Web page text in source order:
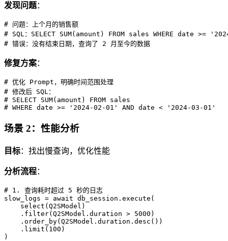
发现问题：
# 问题：上个月的销售额
# SQL：SELECT SUM(amount) FROM sales WHERE date >=
修复方案：
# 优化 Prompt，明确时间范围处理
# 修改后 SQL：
# SELECT SUM(amount) FROM sales
场景 2：性能分析
目标：找出慢查询，优化性能
分析流程：
# 1. 查询耗时超过 5 秒的日志
slow_logs = await db_session.execute(
    select(Q2SModel)
    .filter(Q2SModel.duration > 5000)
    .order_by(Q2SModel.duration.desc())
    .limit(100)
)